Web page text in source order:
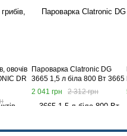
овочів
DR
Пароварка Clatronic DG
3665 1,5 л біла 800 Вт 3665
2 041 грн
2 312 грн